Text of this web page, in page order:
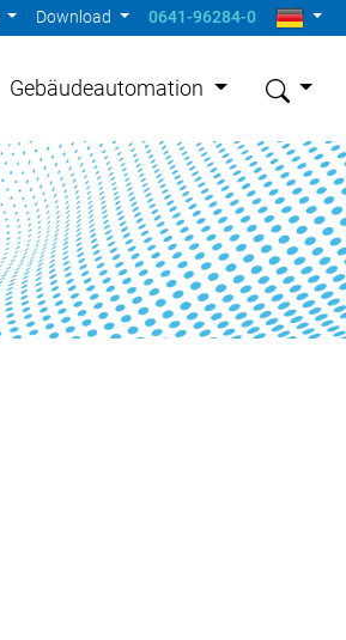
Download 0641-96284-0
Gebäudeautomation